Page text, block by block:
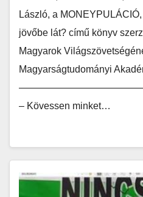
László, a
jövőbe lát? című könyv
Magyarok
Magyarságtudományi
– Kövessen minket…